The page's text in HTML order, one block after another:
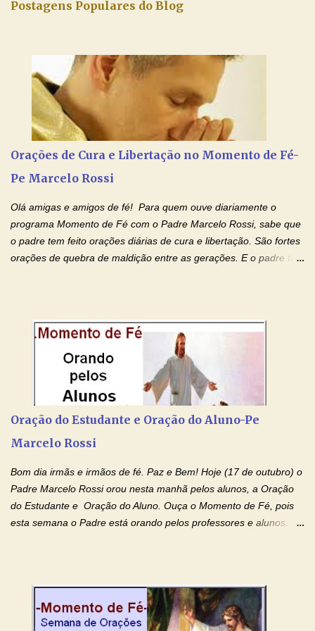
Senhora. Adriana dos Anjos-Devoção e Fé Blog Oração de
peço por.... (diga o nome do seu pai falecido) , que chamastes
deste mundo. Dai-lhe a felicidade, a luz e a paz. Que ele, tendo
passado pela morte, participe do convívio de Vossos santos na
luz eterna, como prometestes a Abraão e à sua descendência.
Que sua alma nada sofra, e Vos digneis ressuscitá-lo com os
Vossos santos no dia da ressurreição e da recompensa. Pe...
Postagens Populares do Blog
Orações de Cura e Libertação no Momento de Fé-
Pe Marcelo Rossi
Olá amigas e amigos de fé! Para quem ouve diariamente o
programa Momento de Fé com o Padre Marcelo Rossi, sabe que
o padre tem feito orações diárias de cura e libertação. São fortes
orações de quebra de maldição entre as gerações. E o padre tem
por estas valiosas orações. Tenham um lindo fim de semana na
paz de Jesus Cristo e no amor de Maria Santíssima. Adriana-
Devoção e Fé Clique para acessar: Facebook Padre Marcelo
Rossi Site Padre Marcelo Rossi (para ouvir o Momento de Fé)
Tocai, Cura! E Restaura! "Jesus, no poder de Seu Nome, peço
agora que as águas do meu batismo fluam para trás através das
gerações, através de todas as raízes da minha árvore
genealógica. Que o Sangue de Jesus, purificador e vivificante,
Oração do Estudante e Oração do Aluno-Pe
Marcelo Rossi
Bom dia irmãs e irmãos de fé. Paz e Bem! Hoje (17 de outubro) o
Padre Marcelo Rossi orou nesta manhã pelos alunos, a Oração
do Estudante e Oração do Aluno. Ouça o Momento de Fé, pois
esta semana o Padre está orando pelos professores e alunos.
intelectualmente e espiritualmente para o dia da prova. Confie no
amor Ágape de Jesus e no amor materno de Nossa Senhora.
Fique com a paz de Jesus e o amor de Maria! Adriana-Devoção e